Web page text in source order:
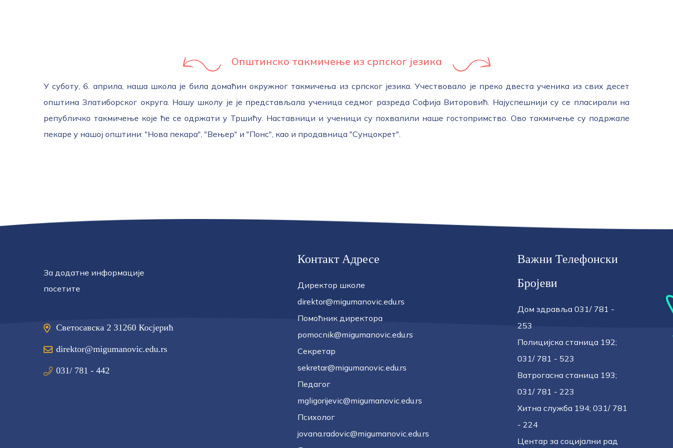
Општинско такмичење из српског језика
У суботу, 6. априла, наша школа је била домаћин окружног такмичења из српског језика. Учествовало је преко двеста ученика из свих десет
општина Златиборског округа. Нашу школу је је представљала ученица седмог разреда Софија Виторовић. Најуспешнији су се пласирали на
републичко такмичење које ће се одржати у Тршићу. Наставници и ученици су похвалили наше гостопримство. Ово такмичење су подржале
пекаре у нашој општини: "Нова пекара", "Вењер" и "Понс", као и продавница "Сунцокрет".
За додатне информације
посетите
Светосавска 2 31260 Косјерић
direktor@migumanovic.edu.rs
031/ 781 - 442
Контакт Адресе
Директор школе
direktor@migumanovic.edu.rs
Помоћник директора
pomocnik@migumanovic.edu.rs
Секретар
sekretar@migumanovic.edu.rs
Педагог
mgligorijevic@migumanovic.edu.rs
Психолог
jovana.radovic@migumanovic.edu.rs
Важни Телефонски
Бројеви
Дом здравља 031/ 781 -
253
Полицијска станица 192;
031/ 781 - 523
Ватрогасна станица 193;
031/ 781 - 223
Хитна служба 194; 031/ 781
- 224
Центар за социјални рад